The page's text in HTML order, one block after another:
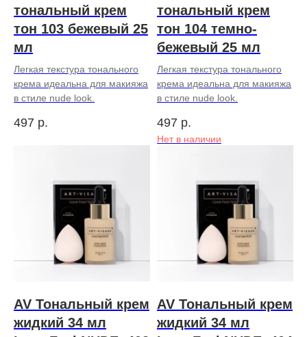
тональный крем
тон 103 бежевый 25
мл
Легкая текстура тонального
крема идеальна для макияжа
в стиле nude look.
497 р.
тональный крем
тон 104 темно-
бежевый 25 мл
Легкая текстура тонального
крема идеальна для макияжа
в стиле nude look.
497 р.
Нет в наличии
AV Тональный крем
жидкий 34 мл
AV Тональный крем
жидкий 34 мл